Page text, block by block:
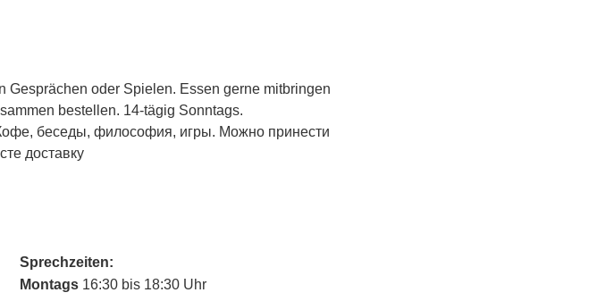
Gesprächen oder Spielen. Essen gerne mitbringen
bestellen. 14-tägig Sonntags.
беседы, философия, игры. Можно принести
доставку
Sprechzeiten:
Montags 16:30 bis 18:30 Uhr